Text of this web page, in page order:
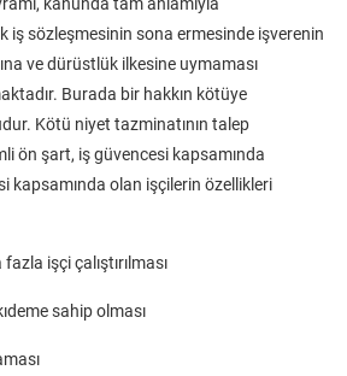
iş sözleşmesinin sona ermesinde işverenin
ve dürüstlük ilkesine uymaması
Burada bir hakkın kötüye
Kötü niyet tazminatının talep
ön şart, iş güvencesi kapsamında
kapsamında olan işçilerin özellikleri
işçi çalıştırılması
sahip olması